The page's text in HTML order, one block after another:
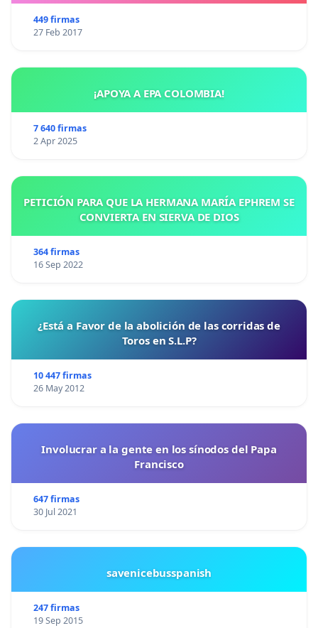
449 firmas
27 Feb 2017
¡APOYA A EPA COLOMBIA!
7 640 firmas
2 Apr 2025
PETICIÓN PARA QUE LA HERMANA MARÍA EPHREM SE
CONVIERTA EN SIERVA DE DIOS
364 firmas
16 Sep 2022
¿Está a Favor de la abolición de las corridas de
Toros en S.L.P?
10 447 firmas
26 May 2012
Involucrar a la gente en los sínodos del Papa
Francisco
647 firmas
30 Jul 2021
savenicebusspanish
247 firmas
19 Sep 2015